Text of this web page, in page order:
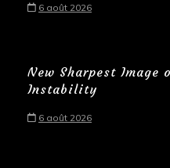
6 août 2026
New Sharpest Image
Instability
6 août 2026